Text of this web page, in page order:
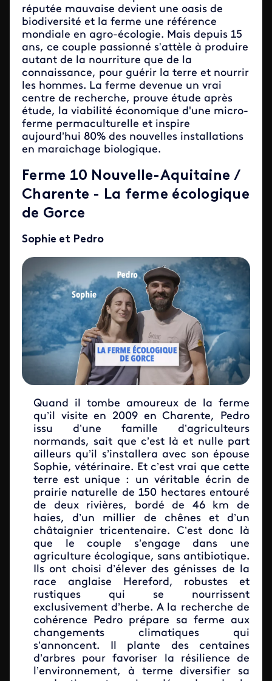
réputée mauvaise devient une oasis de
biodiversité et la ferme une référence
mondiale en agro-écologie. Mais depuis 15
ans, ce couple passionné s’attèle à produire
autant de la nourriture que de la
connaissance, pour guérir la terre et nourrir
les hommes. La ferme devenue un vrai
centre de recherche, prouve étude après
étude, la viabilité économique d'une micro-
ferme permaculturelle et inspire
aujourd’hui 80% des nouvelles installations
en maraichage biologique.
Ferme 10 Nouvelle-Aquitaine /
Charente - La ferme écologique
de Gorce
Sophie et Pedro
Quand il tombe amoureux de la ferme
qu’il visite en 2009 en Charente, Pedro
issu d’une famille d’agriculteurs
normands, sait que c’est là et nulle part
ailleurs qu’il s’installera avec son épouse
Sophie, vétérinaire. Et c’est vrai que cette
terre est unique : un véritable écrin de
prairie naturelle de 150 hectares entouré
de deux rivières, bordé de 46 km de
haies, d’un millier de chênes et d’un
châtaignier tricentenaire. C’est donc là
que le couple s’engage dans une
agriculture écologique, sans antibiotique.
Ils ont choisi d’élever des génisses de la
race anglaise Hereford, robustes et
rustiques qui se nourrissent
exclusivement d’herbe. A la recherche de
cohérence Pedro prépare sa ferme aux
changements climatiques qui
s’annoncent. Il plante des centaines
d’arbres pour favoriser la résilience de
l’environnement, à terme diversifier sa